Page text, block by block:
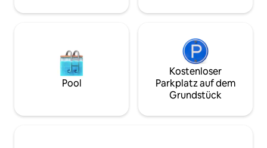
Pool
Kostenloser
Parkplatz auf dem
Grundstück